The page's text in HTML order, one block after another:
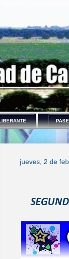
jueves, 2 de